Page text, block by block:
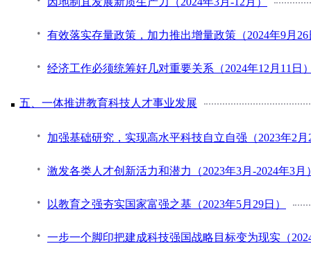
有效落实存量政策，加力推出增量政策（2024年9月26
经济工作必须统筹好几对重要关系（2024年12月11日
五、一体推进教育科技人才事业发展
加强基础研究，实现高水平科技自立自强（2023年2月
激发各类人才创新活力和潜力（2023年3月-2024年3月
以教育之强夯实国家富强之基（2023年5月29日）
一步一个脚印把建成科技强国战略目标变为现实（